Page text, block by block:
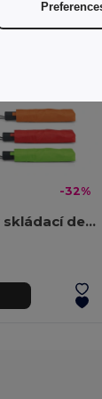
-32%
190T polyesterový skládací deštník s automatickým otevíráním